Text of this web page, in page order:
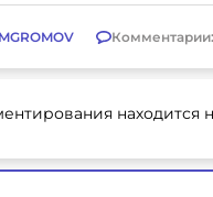
MGROMOV Комментарии:
находится